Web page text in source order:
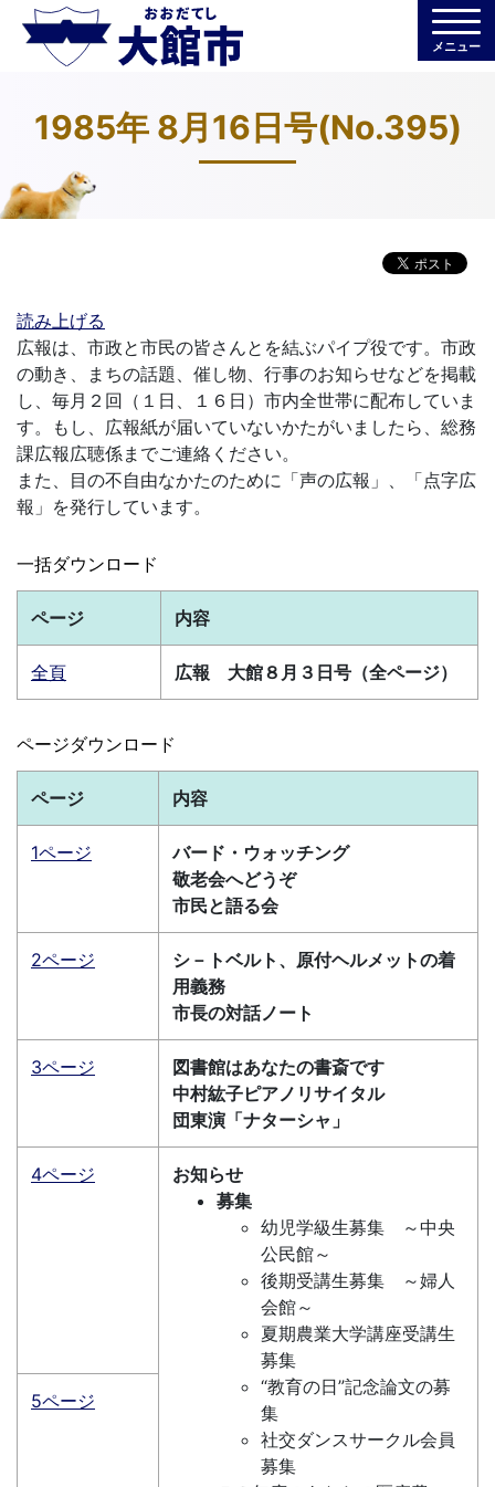
メニュー
1985年 8月16日号(No.395)
読み上げる
広報は、市政と市民の皆さんとを結ぶパイプ役です。市政
の動き、まちの話題、催し物、行事のお知らせなどを掲載
し、毎月２回（１日、１６日）市内全世帯に配布していま
す。もし、広報紙が届いていないかたがいましたら、総務
課広報広聴係までご連絡ください。
また、目の不自由なかたのために「声の広報」、「点字広
報」を発行しています。
一括ダウンロード
ページ 内容
全頁 広報 大館８月３日号（全ページ）
ページダウンロード
ページ 内容
1ページ
バード・ウォッチング
敬老会へどうぞ
市民と語る会
2ページ
シ－トベルト、原付ヘルメットの着
用義務
市長の対話ノート
3ページ
図書館はあなたの書斎です
中村紘子ピアノリサイタル
団東演「ナターシャ」
4ページ
お知らせ
募集
幼児学級生募集 ～中央
公民館～
後期受講生募集 ～婦人
会館～
夏期農業大学講座受講生
募集
“教育の日”記念論文の募
集
社交ダンスサークル会員
募集
5ページ